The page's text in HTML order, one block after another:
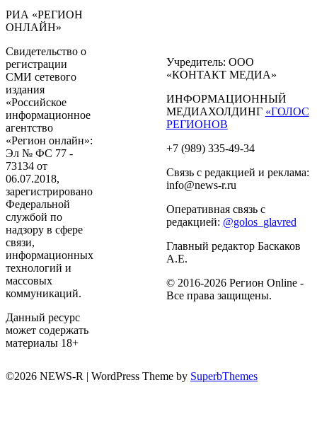
РИА «РЕГИОН
ОНЛАЙН»
Свидетельство о
регистрации
СМИ сетевого
издания
«Российское
информационное
агентство
«Регион онлайн»:
Эл № ФС 77 -
73134 от
06.07.2018,
зарегистрировано
Федеральной
службой по
надзору в сфере
связи,
информационных
технологий и
массовых
коммуникаций.
Данный ресурс
может содержать
материалы 18+
Учредитель: ООО
«КОНТАКТ МЕДИА»
ИНФОРМАЦИОННЫЙ
МЕДИАХОЛДИНГ «ГОЛОС
РЕГИОНОВ
+7 (989) 335-49-34
Связь с редакцией и реклама:
info@news-r.ru
Оперативная связь с
редакцией: @golos_glavred
Главный редактор Баскаков
А.Е.
© 2016-2026 Регион Online -
Все права защищены.
©2026 NEWS-R | WordPress Theme by SuperbThemes